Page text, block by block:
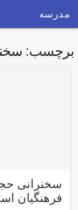
مدرسه
برچسب:
سخنرانی
فرهنگیان